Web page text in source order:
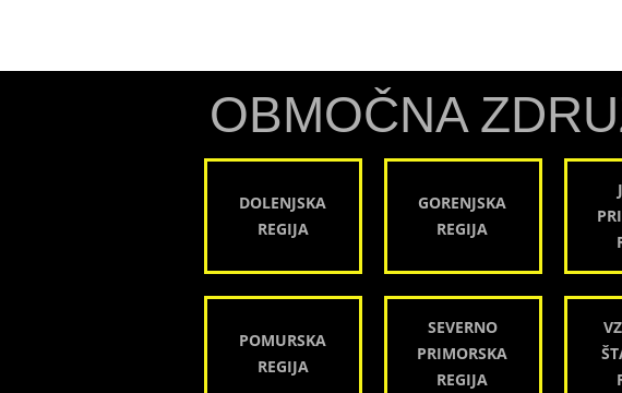
OBMOČNA
DOLENJSKA
REGIJA
GORENJSKA
REGIJA
POMURSKA
REGIJA
SEVERNO
PRIMORSKA
REGIJA